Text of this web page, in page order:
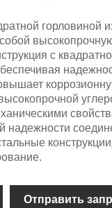
горловиной
с
Отправить